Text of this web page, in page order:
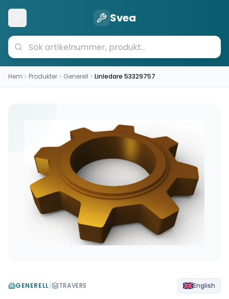
Öppna meny Svea
Hem Produkter Generell Linledare 53329757
GENERELL| TRAVERS English